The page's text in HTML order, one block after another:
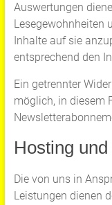
Auswertungen
Lesegewohnheiten
Inhalte auf sie
entsprechend den
Ein getrennter
möglich, in diesem
Hosting
Die von uns in
Leistungen dienen